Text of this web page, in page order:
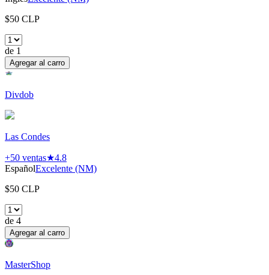
$50 CLP
de 1
Agregar al carro
Divdob
Las Condes
+50 ventas★4.8
EspañolExcelente (NM)
$50 CLP
de 4
Agregar al carro
MasterShop